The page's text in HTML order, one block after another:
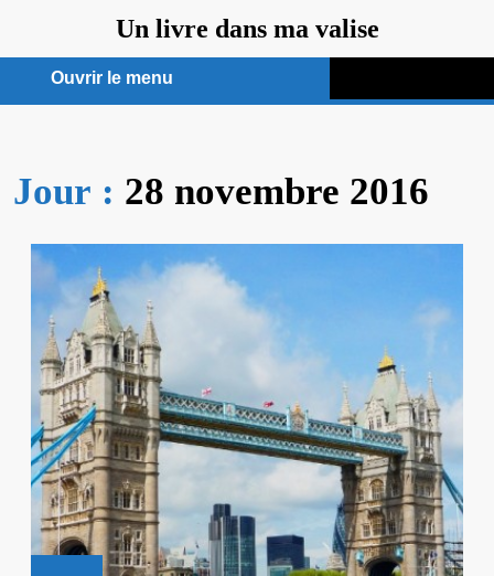
contenu
Un livre dans ma valise
Ouvrir le menu
menu
Jour : 28 novembre 2016